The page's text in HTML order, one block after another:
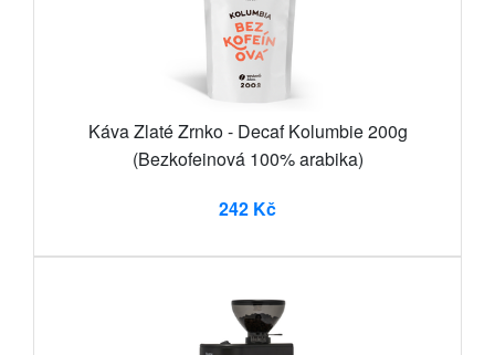
Káva Zlaté Zrnko - Decaf Kolumbie 200g
(Bezkofeinová 100% arabika)
242 Kč